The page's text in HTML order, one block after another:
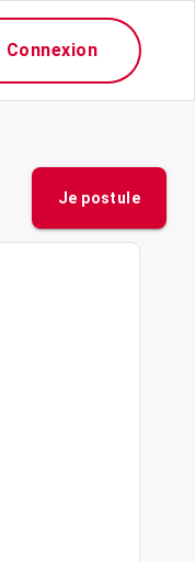
Connexion
Je postule